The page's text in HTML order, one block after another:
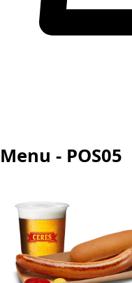
Menu - POS05